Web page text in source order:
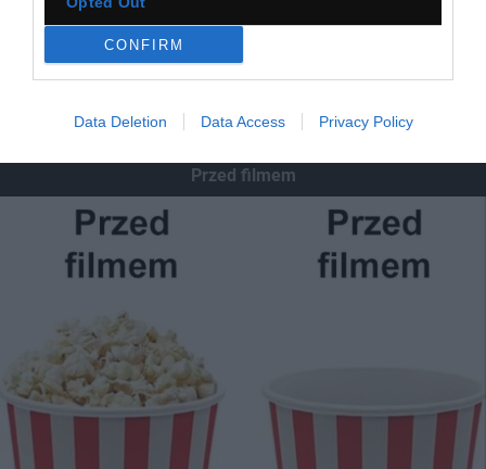
CONFIRM
Data Deletion Data Access Privacy Policy
Przed filmem